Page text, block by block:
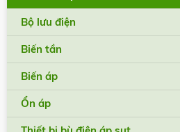
Bộ lưu điện
Biến tần
Biến áp
Ổn áp